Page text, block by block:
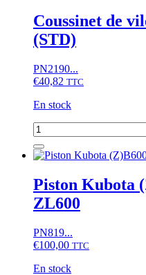
3TNE
B6000,
moteur
ZL600
Coussinet de
(STD)
PN2190...
€40,82 TTC
En stock
quantité
de
Coussinet
vilebrequin
ZL600
(STD)
Piston Kubota
ZL600
PN819...
€100,00 TTC
En stock